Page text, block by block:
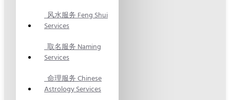
风水服务 Feng Shui
Services
取名服务 Naming
Services
命理服务 Chinese
Astrology Services